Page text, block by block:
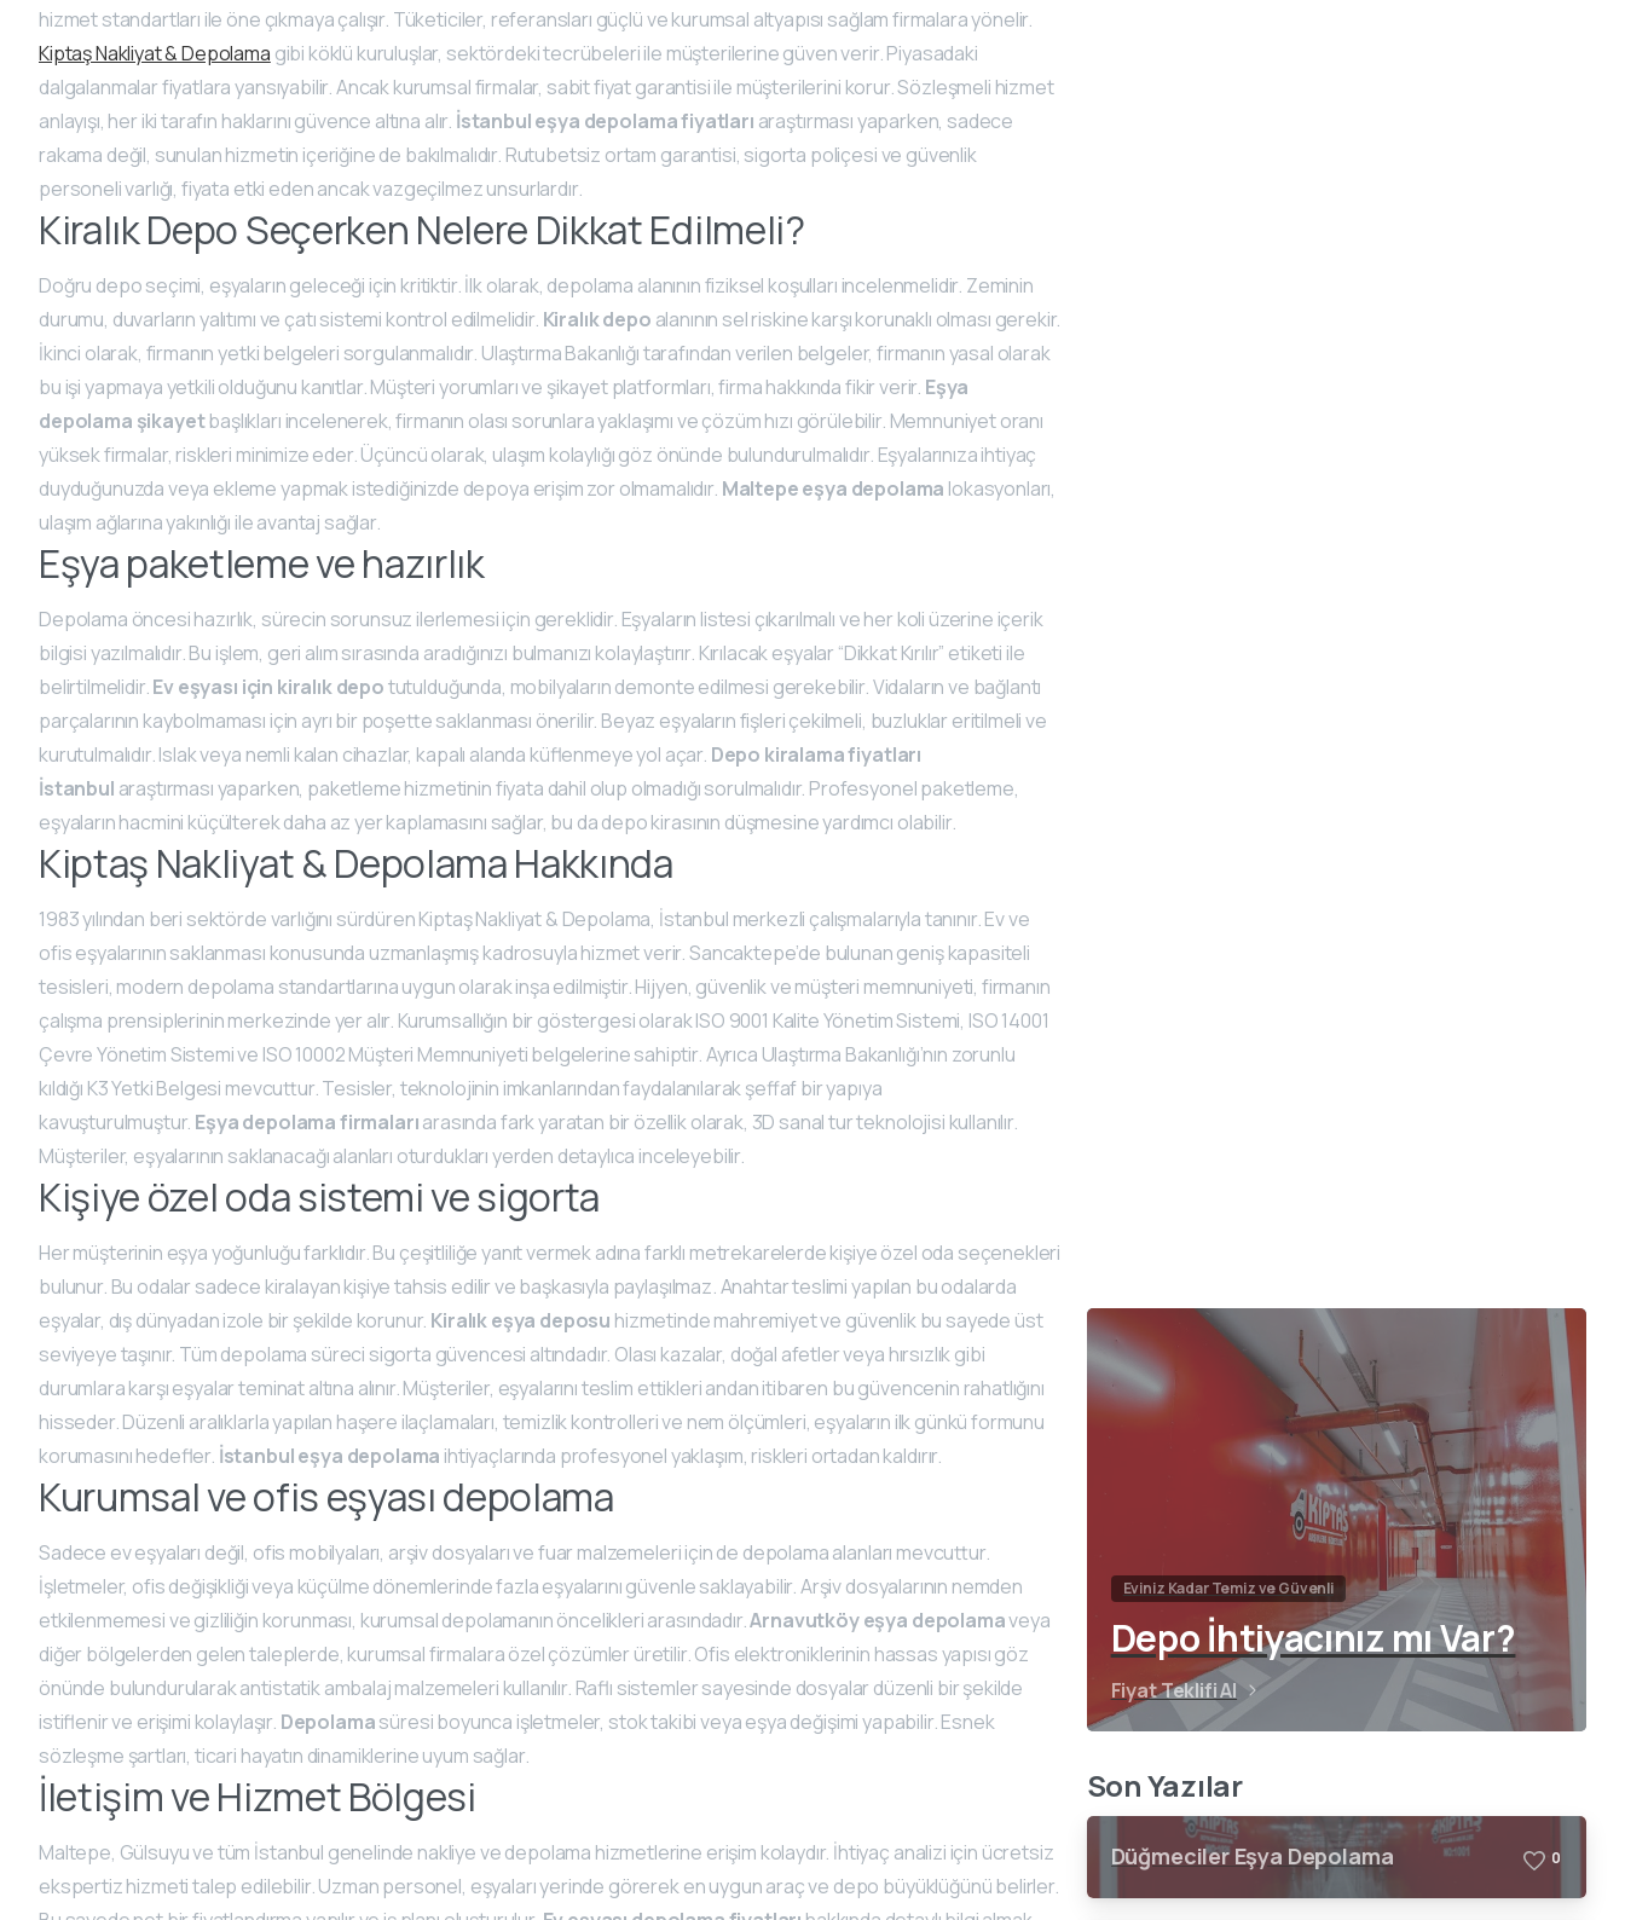
hizmet standartları ile öne çıkmaya çalışır. Tüketiciler, referansları güçlü ve kurumsal altyapısı sağlam firmalara yönelir.
Kiptaş Nakliyat & Depolama gibi köklü kuruluşlar, sektördeki tecrübeleri ile müşterilerine güven verir. Piyasadaki
dalgalanmalar fiyatlara yansıyabilir. Ancak kurumsal firmalar, sabit fiyat garantisi ile müşterilerini korur. Sözleşmeli hizmet
anlayışı, her iki tarafın haklarını güvence altına alır. İstanbul eşya depolama fiyatları araştırması yaparken, sadece
rakama değil, sunulan hizmetin içeriğine de bakılmalıdır. Rutubetsiz ortam garantisi, sigorta poliçesi ve güvenlik
personeli varlığı, fiyata etki eden ancak vazgeçilmez unsurlardır.
Kiralık Depo Seçerken Nelere Dikkat Edilmeli?
Doğru depo seçimi, eşyaların geleceği için kritiktir. İlk olarak, depolama alanının fiziksel koşulları incelenmelidir. Zeminin
durumu, duvarların yalıtımı ve çatı sistemi kontrol edilmelidir. Kiralık depo alanının sel riskine karşı korunaklı olması gerekir.
İkinci olarak, firmanın yetki belgeleri sorgulanmalıdır. Ulaştırma Bakanlığı tarafından verilen belgeler, firmanın yasal olarak
bu işi yapmaya yetkili olduğunu kanıtlar. Müşteri yorumları ve şikayet platformları, firma hakkında fikir verir. Eşya
depolama şikayetbaşlıkları incelenerek, firmanın olası sorunlara yaklaşımı ve çözüm hızı görülebilir. Memnuniyet oranı
yüksek firmalar, riskleri minimize eder. Üçüncü olarak, ulaşım kolaylığı göz önünde bulundurulmalıdır. Eşyalarınıza ihtiyaç
duyduğunuzda veya ekleme yapmak istediğinizde depoya erişim zor olmamalıdır. Maltepe eşya depolama lokasyonları,
ulaşım ağlarına yakınlığı ile avantaj sağlar.
Eşya paketleme ve hazırlık
Depolama öncesi hazırlık, sürecin sorunsuz ilerlemesi için gereklidir. Eşyaların listesi çıkarılmalı ve her koli üzerine içerik
bilgisi yazılmalıdır. Bu işlem, geri alım sırasında aradığınızı bulmanızı kolaylaştırır. Kırılacak eşyalar “Dikkat Kırılır” etiketi ile
belirtilmelidir.Ev eşyası için kiralık depotutulduğunda, mobilyaların demonte edilmesi gerekebilir. Vidaların ve bağlantı
parçalarının kaybolmaması için ayrı bir poşette saklanması önerilir. Beyaz eşyaların fişleri çekilmeli, buzluklar eritilmeli ve
kurutulmalıdır. Islak veya nemli kalan cihazlar, kapalı alanda küflenmeye yol açar. Depo kiralama fiyatları
İstanbul araştırması yaparken, paketleme hizmetinin fiyata dahil olup olmadığı sorulmalıdır. Profesyonel paketleme,
eşyaların hacmini küçülterek daha az yer kaplamasını sağlar, bu da depo kirasının düşmesine yardımcı olabilir.
Kiptaş Nakliyat & Depolama Hakkında
1983 yılından beri sektörde varlığını sürdüren Kiptaş Nakliyat & Depolama, İstanbul merkezli çalışmalarıyla tanınır. Ev ve
ofis eşyalarının saklanması konusunda uzmanlaşmış kadrosuyla hizmet verir. Sancaktepe’de bulunan geniş kapasiteli
tesisleri, modern depolama standartlarına uygun olarak inşa edilmiştir. Hijyen, güvenlik ve müşteri memnuniyeti, firmanın
çalışma prensiplerinin merkezinde yer alır. Kurumsallığın bir göstergesi olarak ISO 9001 Kalite Yönetim Sistemi, ISO 14001
Çevre Yönetim Sistemi ve ISO 10002 Müşteri Memnuniyeti belgelerine sahiptir. Ayrıca Ulaştırma Bakanlığı’nın zorunlu
kıldığı K3 Yetki Belgesi mevcuttur. Tesisler, teknolojinin imkanlarından faydalanılarak şeffaf bir yapıya
kavuşturulmuştur. Eşya depolama firmalarıarasında fark yaratan bir özellik olarak, 3D sanal tur teknolojisi kullanılır.
Müşteriler, eşyalarının saklanacağı alanları oturdukları yerden detaylıca inceleyebilir.
Kişiye özel oda sistemi ve sigorta
Her müşterinin eşya yoğunluğu farklıdır. Bu çeşitliliğe yanıt vermek adına farklı metrekarelerde kişiye özel oda seçenekleri
bulunur. Bu odalar sadece kiralayan kişiye tahsis edilir ve başkasıyla paylaşılmaz. Anahtar teslimi yapılan bu odalarda
eşyalar, dış dünyadan izole bir şekilde korunur. Kiralık eşya deposu hizmetinde mahremiyet ve güvenlik bu sayede üst
seviyeye taşınır. Tüm depolama süreci sigorta güvencesi altındadır. Olası kazalar, doğal afetler veya hırsızlık gibi
durumlara karşı eşyalar teminat altına alınır. Müşteriler, eşyalarını teslim ettikleri andan itibaren bu güvencenin rahatlığını
hisseder. Düzenli aralıklarla yapılan haşere ilaçlamaları, temizlik kontrolleri ve nem ölçümleri, eşyaların ilk günkü formunu
korumasını hedefler. İstanbul eşya depolama ihtiyaçlarında profesyonel yaklaşım, riskleri ortadan kaldırır.
Kurumsal ve ofis eşyası depolama
Sadece ev eşyaları değil, ofis mobilyaları, arşiv dosyaları ve fuar malzemeleri için de depolama alanları mevcuttur.
İşletmeler, ofis değişikliği veya küçülme dönemlerinde fazla eşyalarını güvenle saklayabilir. Arşiv dosyalarının nemden
etkilenmemesi ve gizliliğin korunması, kurumsal depolamanın öncelikleri arasındadır.Arnavutköy eşya depolamaveya
diğer bölgelerden gelen taleplerde, kurumsal firmalara özel çözümler üretilir. Ofis elektroniklerinin hassas yapısı göz
önünde bulundurularak antistatik ambalaj malzemeleri kullanılır. Raflı sistemler sayesinde dosyalar düzenli bir şekilde
istiflenir ve erişimi kolaylaşır. Depolamasüresi boyunca işletmeler, stok takibi veya eşya değişimi yapabilir. Esnek
sözleşme şartları, ticari hayatın dinamiklerine uyum sağlar.
İletişim ve Hizmet Bölgesi
Maltepe, Gülsuyu ve tüm İstanbul genelinde nakliye ve depolama hizmetlerine erişim kolaydır. İhtiyaç analizi için ücretsiz
ekspertiz hizmeti talep edilebilir. Uzman personel, eşyaları yerinde görerek en uygun araç ve depo büyüklüğünü belirler.
Eviniz Kadar Temiz ve Güvenli
Depo İhtiyacınız mı Var?
Fiyat Teklifi Al
Son Yazılar
Düğmeciler Eşya Depolama 0